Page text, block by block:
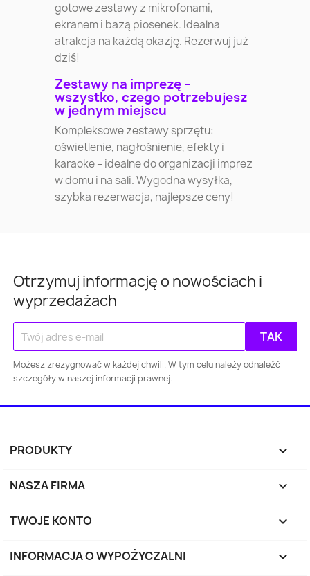
Warszawa
Gdańsk Szczecin Bydgoszcz
Katowice Gdynia Częstochowa
Zabrze
gotowe zestawy z mikrofonami,
ekranem i bazą piosenek. Idealna
atrakcja na każdą okazję. Rezerwuj już
dziś!
Zestawy na imprezę –
wszystko, czego potrzebujesz
w jednym miejscu
Kompleksowe zestawy sprzętu:
oświetlenie, nagłośnienie, efekty i
karaoke – idealne do organizacji imprez
w domu i na sali. Wygodna wysyłka,
szybka rezerwacja, najlepsze ceny!
Otrzymuj informację o nowościach i
wyprzedażach
Możesz zrezygnować w każdej chwili. W tym celu należy odnaleźć
szczegóły w naszej informacji prawnej.
PRODUKTY 
NASZA FIRMA 
TWOJE KONTO 
INFORMACJA O WYPOŻYCZALNI keyboard_arrow_down